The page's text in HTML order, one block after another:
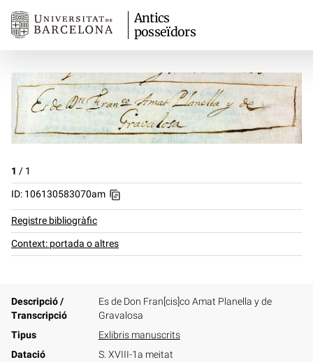
Antics
posseïdors
1 / 1
ID: 106130583070am
Registre bibliogràfic
Context: portada o altres
Descripció /
Transcripció
Es de Don Fran[cis]co Amat Planella y de
Gravalosa
Tipus
Exlibris manuscrits
Datació
S. XVIII-1a meitat